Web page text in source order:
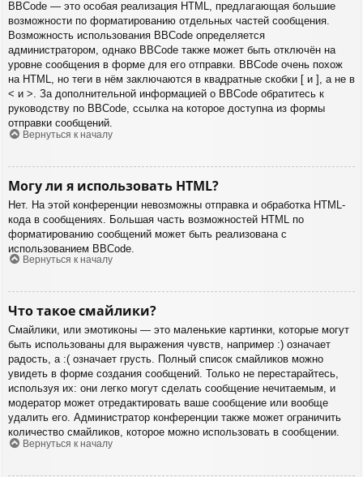
BBCode — это особая реализация HTML, предлагающая большие
возможности по форматированию отдельных частей сообщения.
Возможность использования BBCode определяется
администратором, однако BBCode также может быть отключён на
уровне сообщения в форме для его отправки. BBCode очень похож
на HTML, но теги в нём заключаются в квадратные скобки [ и ], а не в
< и >. За дополнительной информацией о BBCode обратитесь к
руководству по BBCode, ссылка на которое доступна из формы
отправки сообщений.
Вернуться к началу
Могу ли я использовать HTML?
Нет. На этой конференции невозможны отправка и обработка HTML-
кода в сообщениях. Большая часть возможностей HTML по
форматированию сообщений может быть реализована с
использованием BBCode.
Вернуться к началу
Что такое смайлики?
Смайлики, или эмотиконы — это маленькие картинки, которые могут
быть использованы для выражения чувств, например :) означает
радость, а :( означает грусть. Полный список смайликов можно
увидеть в форме создания сообщений. Только не перестарайтесь,
используя их: они легко могут сделать сообщение нечитаемым, и
модератор может отредактировать ваше сообщение или вообще
удалить его. Администратор конференции также может ограничить
количество смайликов, которое можно использовать в сообщении.
Вернуться к началу